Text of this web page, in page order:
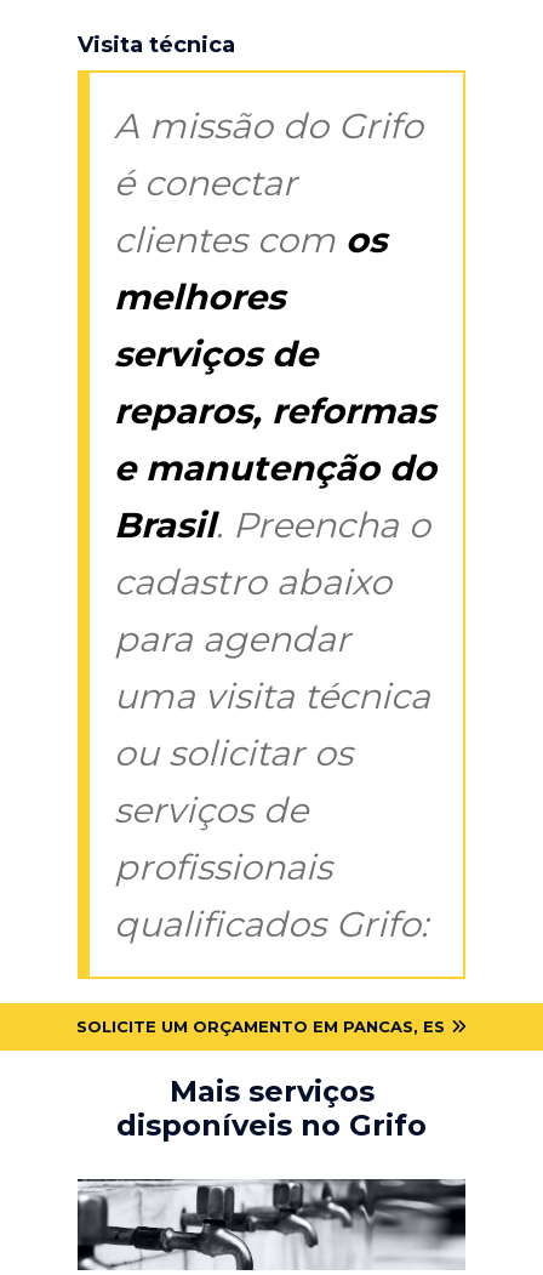
Visita técnica
A missão do Grifo
é conectar
clientes com os
melhores
serviços de
reparos, reformas
e manutenção do
Brasil. Preencha o
cadastro abaixo
para agendar
uma visita técnica
ou solicitar os
serviços de
profissionais
qualificados Grifo:
SOLICITE UM ORÇAMENTO EM PANCAS, ES
Mais serviços
disponíveis no Grifo